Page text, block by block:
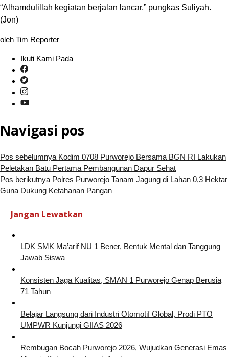
“Alhamdulillah kegiatan berjalan lancar,” pungkas Suliyah.
(Jon)
oleh Tim Reporter
Ikuti Kami Pada
Navigasi pos
Pos sebelumnya Kodim 0708 Purworejo Bersama BGN RI Lakukan
Peletakan Batu Pertama Pembangunan Dapur Sehat
Pos berikutnya Polres Purworejo Tanam Jagung di Lahan 0,3 Hektar
Guna Dukung Ketahanan Pangan
Jangan Lewatkan
LDK SMK Ma’arif NU 1 Bener, Bentuk Mental dan Tanggung
Jawab Siswa
Konsisten Jaga Kualitas, SMAN 1 Purworejo Genap Berusia
71 Tahun
Belajar Langsung dari Industri Otomotif Global, Prodi PTO
UMPWR Kunjungi GIIAS 2026
Rembugan Bocah Purworejo 2026, Wujudkan Generasi Emas